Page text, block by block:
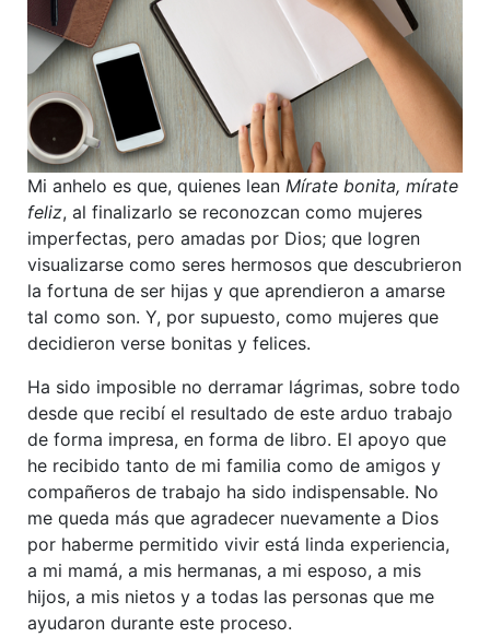
Mi anhelo es que, quienes lean Mírate bonita, mírate
feliz, al finalizarlo se reconozcan como mujeres
imperfectas, pero amadas por Dios; que logren
visualizarse como seres hermosos que descubrieron
la fortuna de ser hijas y que aprendieron a amarse
tal como son. Y, por supuesto, como mujeres que
decidieron verse bonitas y felices.
Ha sido imposible no derramar lágrimas, sobre todo
desde que recibí el resultado de este arduo trabajo
de forma impresa, en forma de libro. El apoyo que
he recibido tanto de mi familia como de amigos y
compañeros de trabajo ha sido indispensable. No
me queda más que agradecer nuevamente a Dios
por haberme permitido vivir está linda experiencia,
a mi mamá, a mis hermanas, a mi esposo, a mis
hijos, a mis nietos y a todas las personas que me
ayudaron durante este proceso.